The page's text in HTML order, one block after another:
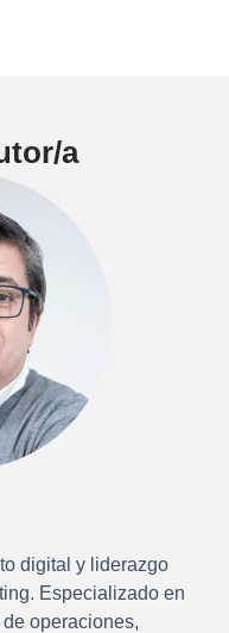
a
digital y liderazgo
Especializado en
operaciones,